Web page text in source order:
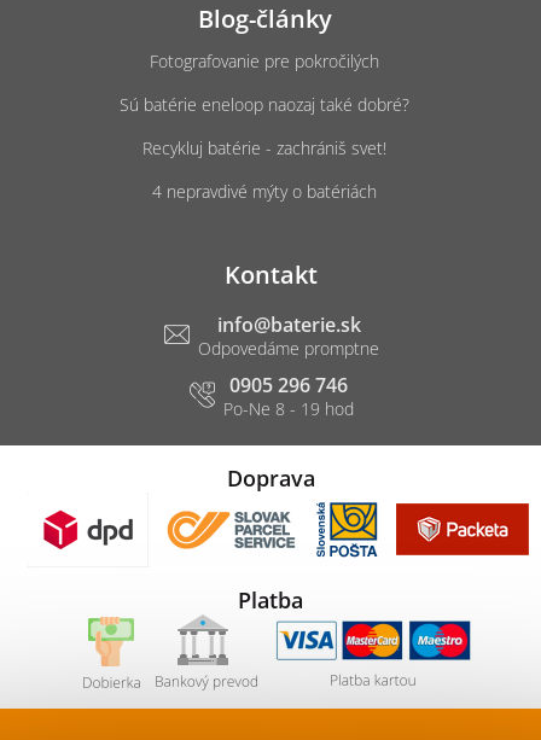
Blog-články
Fotografovanie pre pokročilých
Sú batérie eneloop naozaj také dobré?
Recykluj batérie - zachrániš svet!
4 nepravdivé mýty o batériách
Kontakt
info@baterie.sk
0905 296 746
Doprava
Platba